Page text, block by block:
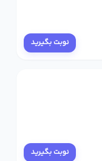
نوبت بگیرید
نوبت بگیرید